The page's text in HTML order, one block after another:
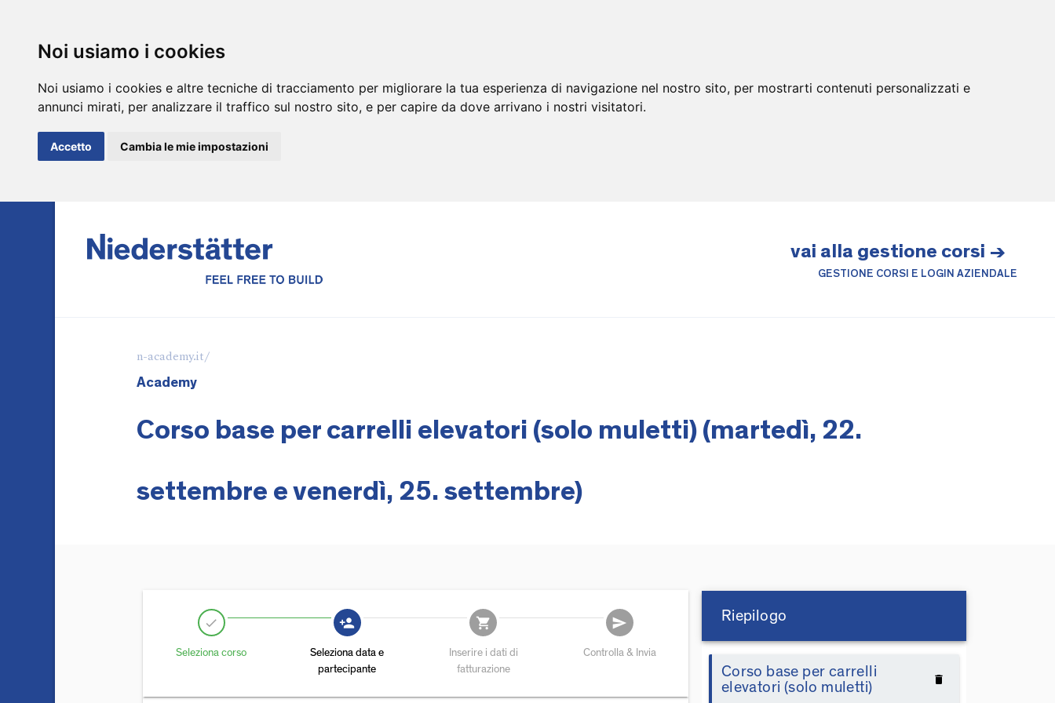
Noi usiamo i cookies
Noi usiamo i cookies e altre tecniche di tracciamento per migliorare la tua esperienza di navigazione nel nostro sito, per mostrarti contenuti personalizzati e
annunci mirati, per analizzare il traffico sul nostro sito, e per capire da dove arrivano i nostri visitatori.
Accetto Cambia le mie impostazioni
vai alla gestione corsi →
GESTIONE CORSI E LOGIN AZIENDALE
Academy
Corso base per carrelli elevatori (solo muletti) (martedì, 22.
settembre e venerdì, 25. settembre)
n-academy.it/
check
Seleziona corso
person_add
Seleziona data e
partecipante
shopping_cart
Inserire i dati di
fatturazione
send
Controlla & Invia
Riepilogo
Corso base per carrelli
elevatori (solo muletti)
delete